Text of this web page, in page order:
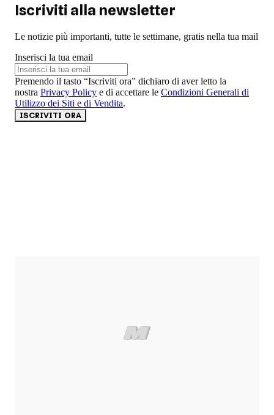
Iscriviti alla newsletter
Le notizie più importanti, tutte le settimane, gratis nella tua mail
Inserisci la tua email
Premendo il tasto “Iscriviti ora” dichiaro di aver letto la
nostra Privacy Policy e di accettare le Condizioni Generali di
Utilizzo dei Siti e di Vendita.
ISCRIVITI ORA